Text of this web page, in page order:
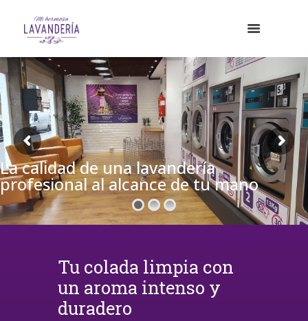
La calidad de una lavandería
profesional al alcance de tu mano
Tu colada limpia con
un aroma intenso y
duradero